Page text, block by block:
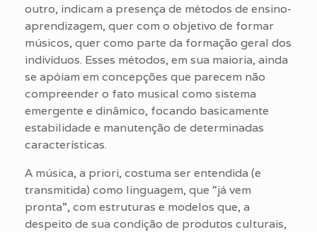
outro, indicam a presença de métodos de ensino-
aprendizagem, quer com o objetivo de formar
músicos, quer como parte da formação geral dos
indivíduos. Esses métodos, em sua maioria, ainda
se apóiam em concepções que parecem não
compreender o fato musical como sistema
emergente e dinâmico, focando basicamente
estabilidade e manutenção de determinadas
características.
A música, a priori, costuma ser entendida (e
transmitida) como linguagem, que “já vem
pronta”, com estruturas e modelos que, a
despeito de sua condição de produtos culturais,